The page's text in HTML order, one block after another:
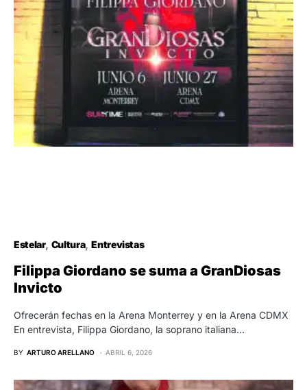
Estelar Cultura Entrevistas
Filippa Giordano se suma a GranDiosas
Invicto
Ofrecerán fechas en la Arena Monterrey y en la Arena CDMX
En entrevista, Filippa Giordano, la soprano italiana…
BY ARTURO ARELLANO ABRIL 6, 2026